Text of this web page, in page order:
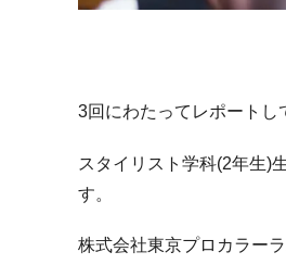
3回にわたってレポートし
スタイリスト学科(2年生)
す。
株式会社東京プロカラー